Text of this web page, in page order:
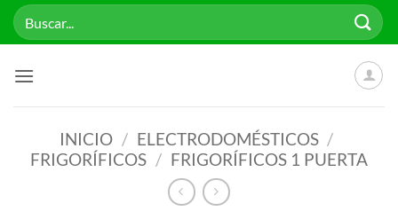
Saltar
Buscar
por:
INICIO / ELECTRODOMÉSTICOS /
FRIGORÍFICOS / FRIGORÍFICOS 1 PUERTA